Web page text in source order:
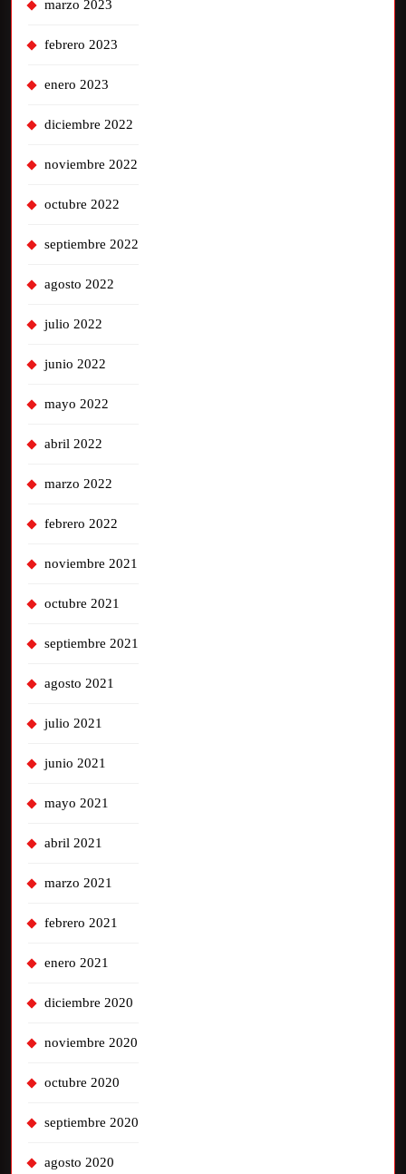
marzo 2023
febrero 2023
enero 2023
diciembre 2022
noviembre 2022
octubre 2022
septiembre 2022
agosto 2022
julio 2022
junio 2022
mayo 2022
abril 2022
marzo 2022
febrero 2022
noviembre 2021
octubre 2021
septiembre 2021
agosto 2021
julio 2021
junio 2021
mayo 2021
abril 2021
marzo 2021
febrero 2021
enero 2021
diciembre 2020
noviembre 2020
octubre 2020
septiembre 2020
agosto 2020